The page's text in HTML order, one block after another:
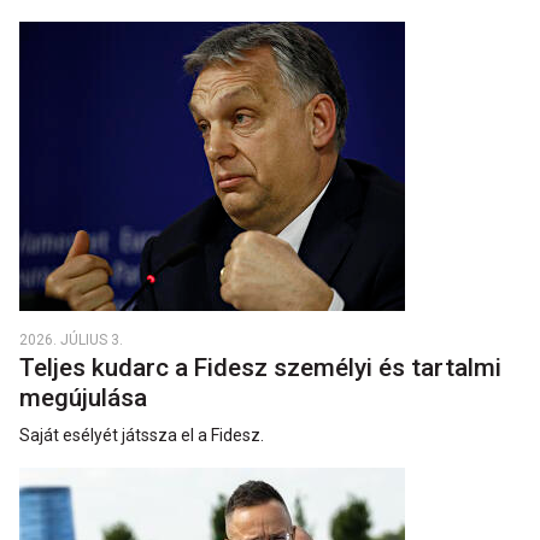
2026. JÚLIUS 3.
Teljes kudarc a Fidesz személyi és tartalmi
megújulása
Saját esélyét játssza el a Fidesz.